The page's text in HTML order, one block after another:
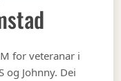
for veteranar i
og Johnny. Dei